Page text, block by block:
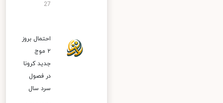
27
احتمال بروز
۲ موج
جدید کرونا
در فصول
سرد سال